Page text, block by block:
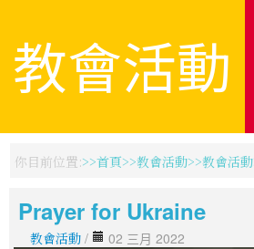
教會活動
你目前位置: 首頁 教會活動 教會活動
Prayer for Ukraine
教會活動 / 02 三月 2022